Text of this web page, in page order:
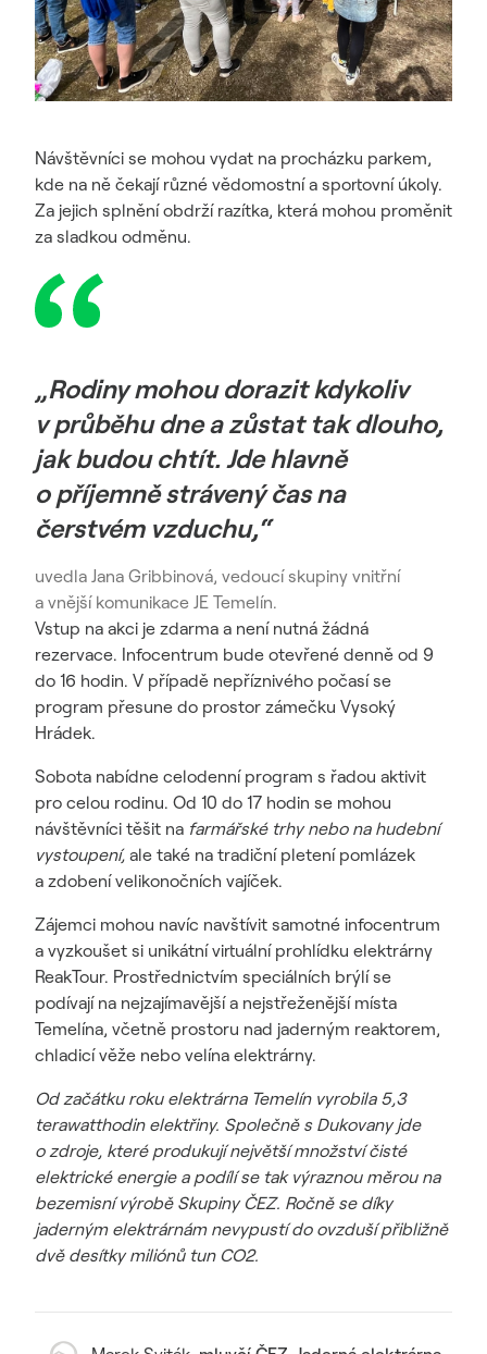
Návštěvníci se mohou vydat na procházku parkem,
kde na ně čekají různé vědomostní a sportovní úkoly.
Za jejich splnění obdrží razítka, která mohou proměnit
za sladkou odměnu.
„Rodiny mohou dorazit kdykoliv
v průběhu dne a zůstat tak dlouho,
jak budou chtít. Jde hlavně
o příjemně strávený čas na
čerstvém vzduchu,“
uvedla Jana Gribbinová, vedoucí skupiny vnitřní
a vnější komunikace JE Temelín.
Vstup na akci je zdarma a není nutná žádná
rezervace. Infocentrum bude otevřené denně od 9
do 16 hodin. V případě nepříznivého počasí se
program přesune do prostor zámečku Vysoký
Hrádek.
Sobota nabídne celodenní program s řadou aktivit
pro celou rodinu. Od 10 do 17 hodin se mohou
návštěvníci těšit na farmářské trhy nebo na hudební
vystoupení, ale také na tradiční pletení pomlázek
a zdobení velikonočních vajíček.
Zájemci mohou navíc navštívit samotné infocentrum
a vyzkoušet si unikátní virtuální prohlídku elektrárny
ReakTour. Prostřednictvím speciálních brýlí se
podívají na nejzajímavější a nejstřeženější místa
Temelína, včetně prostoru nad jaderným reaktorem,
chladicí věže nebo velína elektrárny.
Od začátku roku elektrárna Temelín vyrobila 5,3
terawatthodin elektřiny. Společně s Dukovany jde
o zdroje, které produkují největší množství čisté
elektrické energie a podílí se tak výraznou měrou na
bezemisní výrobě Skupiny ČEZ. Ročně se díky
jaderným elektrárnám nevypustí do ovzduší přibližně
dvě desítky miliónů tun CO2.